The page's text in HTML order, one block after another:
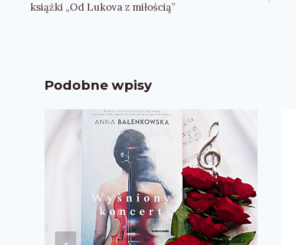
książki „Od Lukova z miłością”
Podobne wpisy